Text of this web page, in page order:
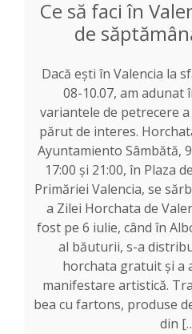
Ce să faci în
de
Dacă ești în Valencia la
08-10.07, am adunat
variantele de petrecere
părut de interes.
Ayuntamiento Sâmbătă,
17:00 și 21:00, în Plaza
Primăriei Valencia, se
a Zilei Horchata de
fost pe 6 iulie, când în
al băuturii, s-a
horchata gratuit și a
manifestare artistică.
bea cu fartons, produse
din